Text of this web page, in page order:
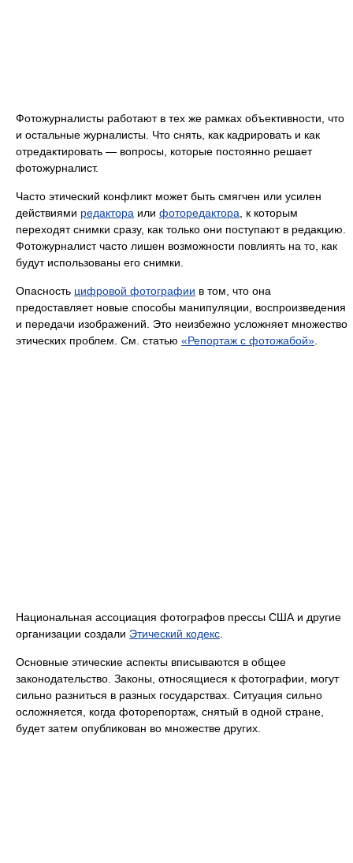
Фотожурналисты работают в тех же рамках объективности, что
и остальные журналисты. Что снять, как кадрировать и как
отредактировать — вопросы, которые постоянно решает
фотожурналист.
Часто этический конфликт может быть смягчен или усилен
действиями редактора или фоторедактора , к которым
переходят снимки сразу, как только они поступают в редакцию.
Фотожурналист часто лишен возможности повлиять на то, как
будут использованы его снимки.
Опасность цифровой фотографии в том, что она
предоставляет новые способы манипуляции, воспроизведения
и передачи изображений. Это неизбежно усложняет множество
этических проблем. См. статью «Репортаж с фотожабой»
Национальная ассоциация фотографов прессы США и другие
организации создали Этический кодекс
Основные этические аспекты вписываются в общее
законодательство. Законы, относящиеся к фотографии, могут
сильно разниться в разных государствах. Ситуация сильно
осложняется, когда фоторепортаж, снятый в одной стране,
будет затем опубликован во множестве других.